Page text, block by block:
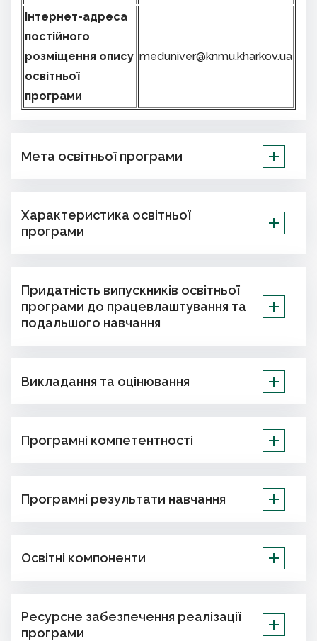
Інтернет-адреса
постійного
розміщення опису
освітньої
програми
meduniver@knmu.kharkov.ua
Мета освітньої програми
Характеристика освітньої
програми
Придатність випускників освітньої
програми до працевлаштування та
подальшого навчання
Викладання та оцінювання
Програмні компетентності
Програмні результати навчання
Освітні компоненти
Ресурсне забезпечення реалізації
програми